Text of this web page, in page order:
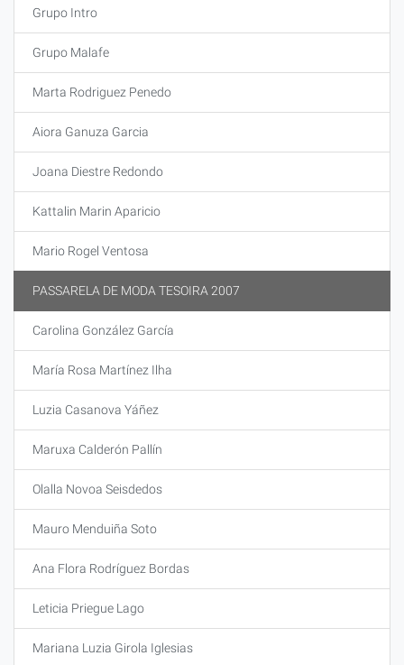
Grupo Intro
Grupo Malafe
Marta Rodriguez Penedo
Aiora Ganuza Garcia
Joana Diestre Redondo
Kattalin Marin Aparicio
Mario Rogel Ventosa
PASSARELA DE MODA TESOIRA 2007
Carolina González García
María Rosa Martínez Ilha
Luzia Casanova Yáñez
Maruxa Calderón Pallín
Olalla Novoa Seisdedos
Mauro Menduiña Soto
Ana Flora Rodríguez Bordas
Leticia Priegue Lago
Mariana Luzia Girola Iglesias